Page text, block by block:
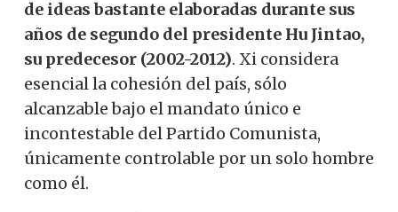
de ideas bastante elaboradas durante sus
años de segundo del presidente Hu Jintao,
su predecesor (2002-2012). Xi considera
esencial la cohesión del país, sólo
alcanzable bajo el mandato único e
incontestable del Partido Comunista,
únicamente controlable por un solo hombre
como él.